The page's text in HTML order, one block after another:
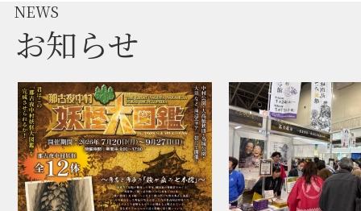
加藤清正と名古屋の関係
清正関連 史跡 一覧
名古屋＜清正＞観光モデルコース
NEWS
お知らせ